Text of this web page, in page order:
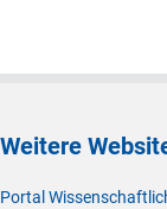
Weitere
Portal